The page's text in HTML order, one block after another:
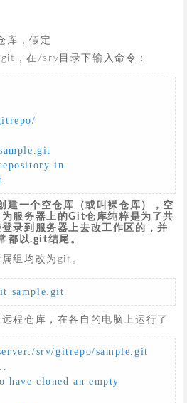
库，假定
，在/srv目录下输入命令：
in
建一个空仓库（或叫裸仓库），空
服务器上的Git仓库纯粹是为了共
录到服务器上去改工作区的，并
都以.git结尾。
组均改为git。
sample.git
程仓库，在各自的电脑上运行了
srv/gitrepo/sample.git
have cloned an empty